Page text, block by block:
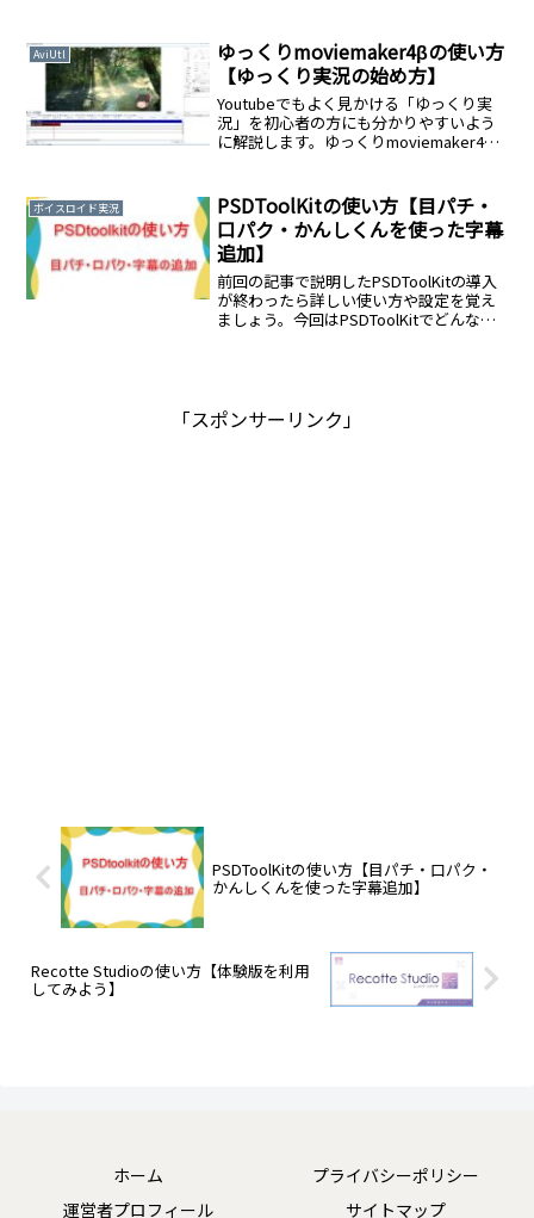
AviUtl
ゆっくりmoviemaker4βの使い方
【ゆっくり実況の始め方】
Youtubeでもよく見かける「ゆっくり実
況」を初心者の方にも分かりやすいよう
に解説します。ゆっくりmoviemaker4β
moviemaker4βのダウンロードから基本
的な使い方まで解説します。
ボイスロイド実況
PSDToolKitの使い方【目パチ・
口パク・かんしくんを使った字幕
追加】
前回の記事で説明したPSDToolKitの導入
が終わったら詳しい使い方や設定を覚え
ましょう。今回はPSDToolKitでどんなこ
「スポンサーリンク」
PSDToolKitの使い方【目パチ・口パク・
かんしくんを使った字幕追加】
Recotte Studioの使い方【体験版を利用
してみよう】
ホーム
プライバシーポリシー
運営者プロフィール
サイトマップ